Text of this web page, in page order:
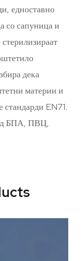
едноставно
со сапуница и
дека
материи и
стандарди EN71.
БПА, ПВЦ,